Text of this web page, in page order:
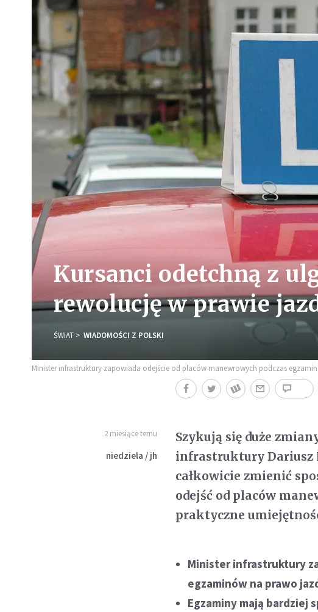
Kursanci odetchną z
rewolucję w prawie
ŚWIAT WIADOMOŚCI Z POLSKI
Minister infrastruktury zapowiada odejście od placów manewrowych podczas
2 miesiące temu
niedziela / jh
Szykują się duże
infrastruktury Dariusz
całkowicie zmienić
odejść od placów
praktyczne
Minister infrastruktury
egzaminów na prawo
Egzaminy mają bardziej